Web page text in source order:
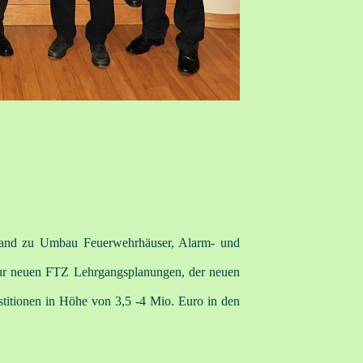
zu Umbau Feuerwehrhäuser, Alarm- und
neuen FTZ Lehrgangsplanungen, der neuen
in Höhe von 3,5 -4 Mio. Euro in den